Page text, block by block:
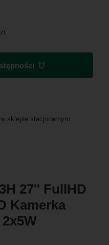
sklepie stacjonarnym
27'' FullHD
Kamerka